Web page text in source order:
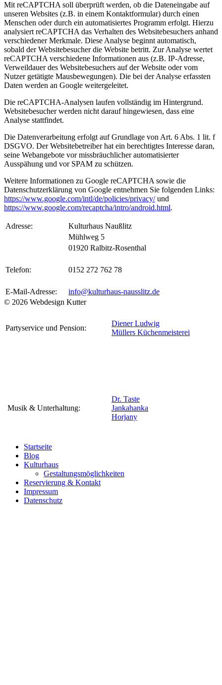
Mit reCAPTCHA soll überprüft werden, ob die Dateneingabe auf
unseren Websites (z.B. in einem Kontaktformular) durch einen
Menschen oder durch ein automatisiertes Programm erfolgt. Hierzu
analysiert reCAPTCHA das Verhalten des Websitebesuchers anhand
verschiedener Merkmale. Diese Analyse beginnt automatisch,
sobald der Websitebesucher die Website betritt. Zur Analyse wertet
reCAPTCHA verschiedene Informationen aus (z.B. IP-Adresse,
Verweildauer des Websitebesuchers auf der Website oder vom
Nutzer getätigte Mausbewegungen). Die bei der Analyse erfassten
Daten werden an Google weitergeleitet.
Die reCAPTCHA-Analysen laufen vollständig im Hintergrund.
Websitebesucher werden nicht darauf hingewiesen, dass eine
Analyse stattfindet.
Die Datenverarbeitung erfolgt auf Grundlage von Art. 6 Abs. 1 lit. f
DSGVO. Der Websitebetreiber hat ein berechtigtes Interesse daran,
seine Webangebote vor missbräuchlicher automatisierter
Ausspähung und vor SPAM zu schützen.
Weitere Informationen zu Google reCAPTCHA sowie die
Datenschutzerklärung von Google entnehmen Sie folgenden Links:
https://www.google.com/intl/de/policies/privacy/und
https://www.google.com/recaptcha/intro/android.html.
Adresse:
Kulturhaus Naußlitz
Mühlweg 5
01920 Ralbitz-Rosenthal
Telefon: 0152 272 762 78
E-Mail-Adresse:
info@kulturhaus-nausslitz.de
© 2026 Webdesign Kutter
Partyservice und Pension:
Diener Ludwig
Müllers Küchenmeisterei
Musik & Unterhaltung:
Dr. Taste
Jankahanka
Horjany
Startseite
Blog
Kulturhaus
Gestaltungsmöglichkeiten
Reservierung & Kontakt
Impressum
Datenschutz